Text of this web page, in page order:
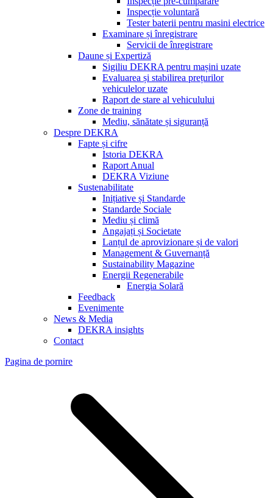
Inspecție voluntară
Tester baterii pentru masini electrice
Examinare și înregistrare
Servicii de înregistrare
Daune și Expertiză
Sigiliu DEKRA pentru mașini uzate
Evaluarea și stabilirea prețurilor
vehiculelor uzate
Raport de stare al vehiculului
Zone de training
Mediu, sănătate și siguranță
Despre DEKRA
Fapte și cifre
Istoria DEKRA
Raport Anual
DEKRA Viziune
Sustenabilitate
Inițiative și Standarde
Standarde Sociale
Mediu și climă
Angajați și Societate
Lanțul de aprovizionare și de valori
Management & Guvernanță
Sustainability Magazine
Energii Regenerabile
Energia Solară
Feedback
Evenimente
News & Media
DEKRA insights
Contact
Pagina de pornire